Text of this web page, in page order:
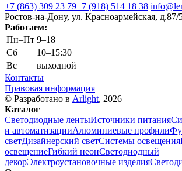
+7 (863) 309 23 79+7 (918) 514 18 38
Ростов-на-Дону, ул. Красноармейская, д.87/
Работаем:
Пн–Пт 9–18
Сб
10–15:30
Вс
выходной
Контакты
Правовая информация
© Разработано в Arlight, 2026
Каталог
Светодиодные лентыИсточники питания
и автоматизацииАлюминиевые профили
светДизайнерский светСистемы освещения
освещениеГибкий неонСветодиодный
декорЭлектроустановочные изделия